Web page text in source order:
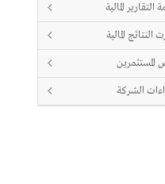
التقارير المالية
النتائج المالية
المستثمرين
الشركة